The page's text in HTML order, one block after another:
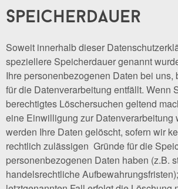
speicherdauer
Soweit innerhalb dieser
speziellere Speicherdauer genannt
Ihre personenbezogenen Daten bei uns,
für die Datenverarbeitung entfällt. Wenn
berechtigtes Löschersuchen geltend
eine Einwilligung zur Datenverarbeitung
werden Ihre Daten gelöscht, sofern wir
rechtlich zulässigen Gründe für die
personenbezogenen Daten haben (z.B.
handelsrechtliche